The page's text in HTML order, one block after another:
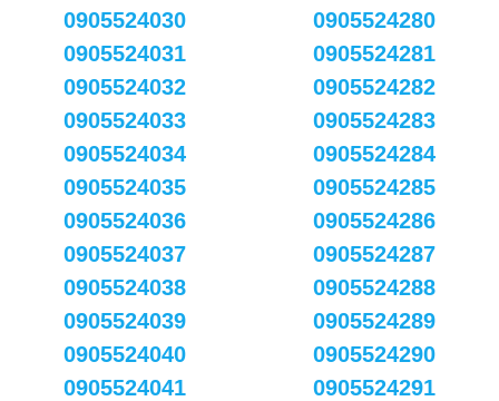
0905524030
0905524031
0905524032
0905524033
0905524034
0905524035
0905524036
0905524037
0905524038
0905524039
0905524040
0905524041
0905524280
0905524281
0905524282
0905524283
0905524284
0905524285
0905524286
0905524287
0905524288
0905524289
0905524290
0905524291